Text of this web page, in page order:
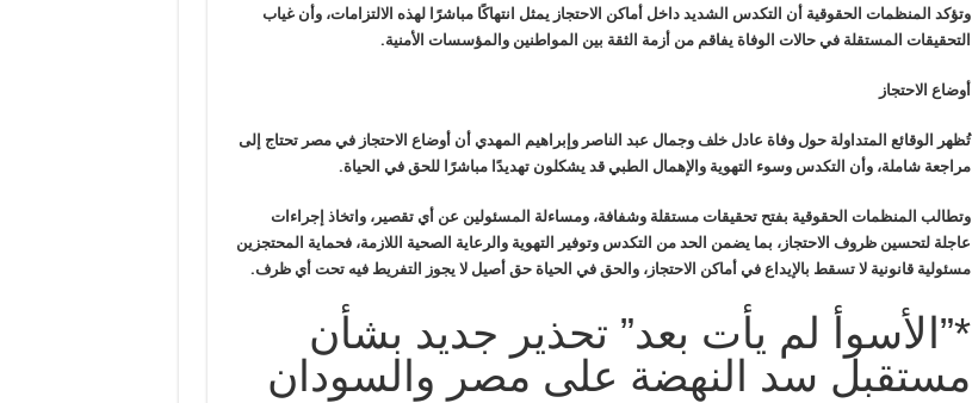
وتؤكد المنظمات الحقوقية أن التكدس الشديد داخل أماكن الاحتجاز يمثل انتهاكًا مباشرًا لهذه الالتزامات، وأن غياب
التحقيقات المستقلة في حالات الوفاة يفاقم من أزمة الثقة بين المواطنين والمؤسسات الأمنية.
أوضاع الاحتجاز
تُظهر الوقائع المتداولة حول وفاة عادل خلف وجمال عبد الناصر وإبراهيم المهدي أن أوضاع الاحتجاز في مصر تحتاج إلى
مراجعة شاملة، وأن التكدس وسوء التهوية والإهمال الطبي قد يشكلون تهديدًا مباشرًا للحق في الحياة.
وتطالب المنظمات الحقوقية بفتح تحقيقات مستقلة وشفافة، ومساءلة المسئولين عن أي تقصير، واتخاذ إجراءات
عاجلة لتحسين ظروف الاحتجاز، بما يضمن الحد من التكدس وتوفير التهوية والرعاية الصحية اللازمة، فحماية المحتجزين
مسئولية قانونية لا تسقط بالإيداع في أماكن الاحتجاز، والحق في الحياة حق أصيل لا يجوز التفريط فيه تحت أي ظرف.
*”الأسوأ لم يأت بعد” تحذير جديد بشأن
مستقبل سد النهضة على مصر والسودان